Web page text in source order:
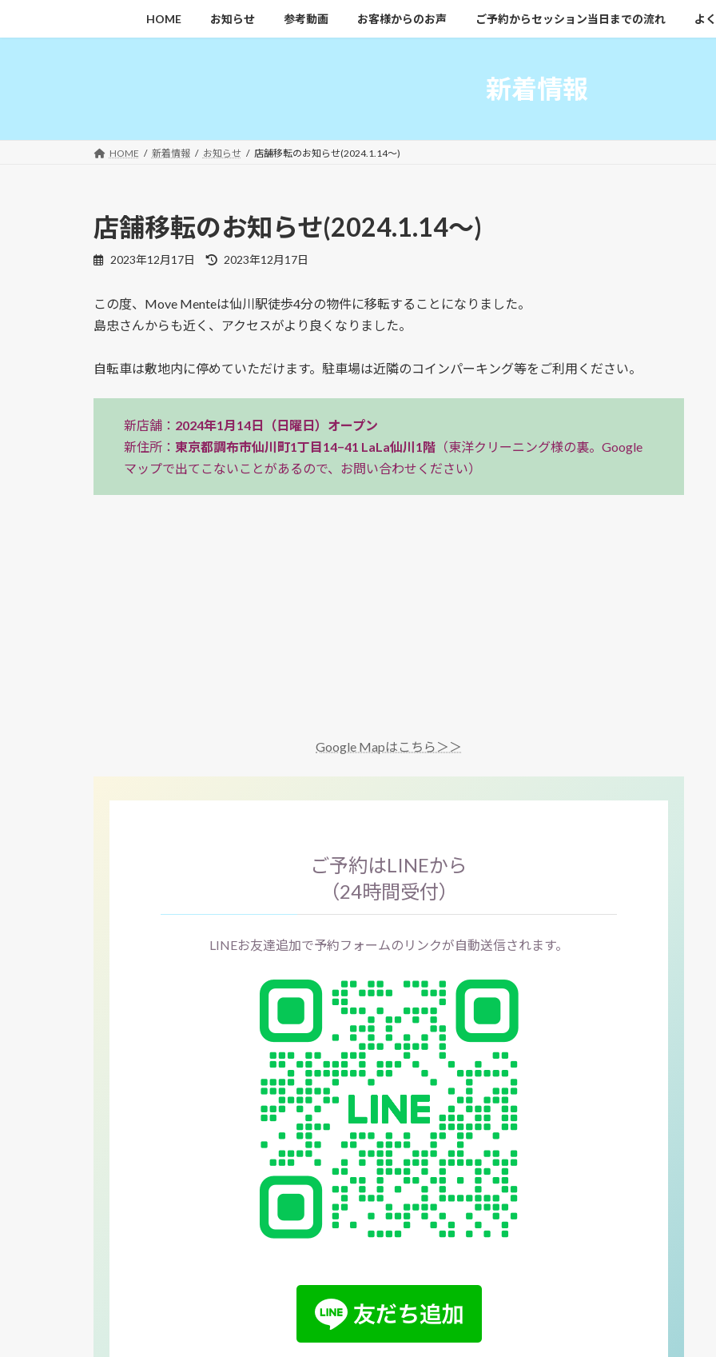
キ
に
HOME お知らせ 参考動画 お客様からのお声 ご予約からセッション当日までの流れ よ
新着情報
HOME 新着情報 お知らせ 店舗移転のお知らせ(2024.1.14〜)
店舗移転のお知らせ(2024.1.14〜)
2023年12月17日
最
新
日
2023年12月17日
この度、Move Menteは仙川駅徒歩4分の物件に移転することになりました。
島忠さんからも近く、アクセスがより良くなりました。
自転車は敷地内に停めていただけます。駐車場は近隣のコインパーキング等をご利用ください。
新店舗： 2024年1月14日（日曜日）オープン
新住所： 東京都調布市仙川町1丁目14−41 LaLa仙川1階 （東洋クリーニング様の裏。Google
マップで出てこないことがあるので、お問い合わせください）
Google Mapはこちら＞＞
ご予約はLINEから
（24時間受付）
LINEお友達追加で予約フォームのリンクが自動送信されます。